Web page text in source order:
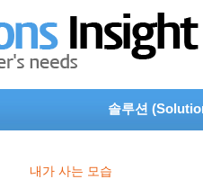
솔루션
내가 사는 모습